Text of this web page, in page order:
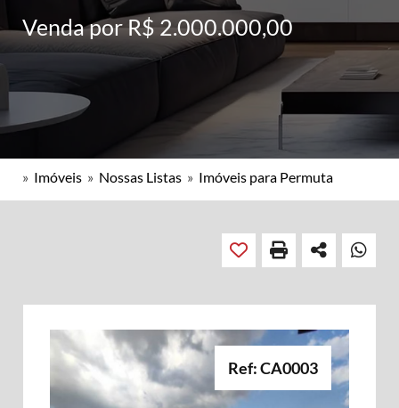
Venda por R$ 2.000.000,00
» Imóveis » Nossas Listas » Imóveis para Permuta
Ref: CA0003